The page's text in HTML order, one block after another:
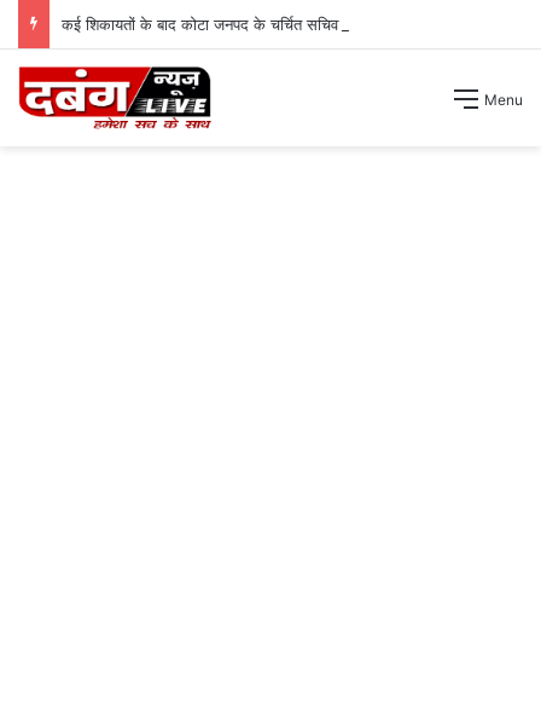
कई शिकायतों के बाद कोटा जनपद के चर्चित सचिव पंचायत से हटाए गए ।
Menu